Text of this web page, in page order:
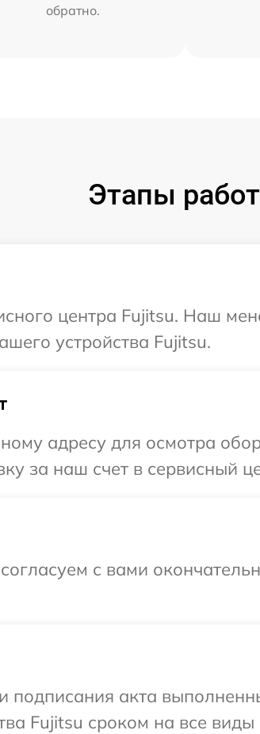
обратно.
Этапы
центра Fujitsu. Наш
устройства Fujitsu.
адресу для осмотра
за наш счет в сервисный
с вами
подписания акта
Fujitsu сроком на все виды